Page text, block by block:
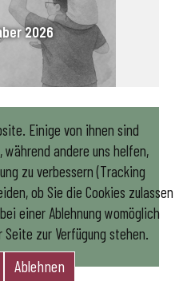
2026
Einige von ihnen sind
andere uns helfen,
zu verbessern (Tracking
ob Sie die Cookies zulassen
einer Ablehnung womöglich
zur Verfügung stehen.
Ablehnen